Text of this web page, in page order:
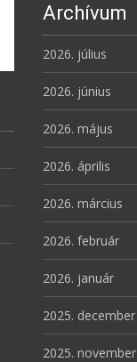
Archívum
2026. július
2026. június
2026. május
2026. április
2026. március
2026. február
2026. január
2025. december
2025. november